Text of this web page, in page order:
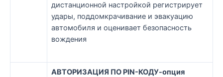
дистанционной настройкой регистрирует
удары, поддомкрачивание и эвакуацию
автомобиля и оценивает безопасность
вождения
АВТОРИЗАЦИЯ ПО PIN-КОДУ-опция